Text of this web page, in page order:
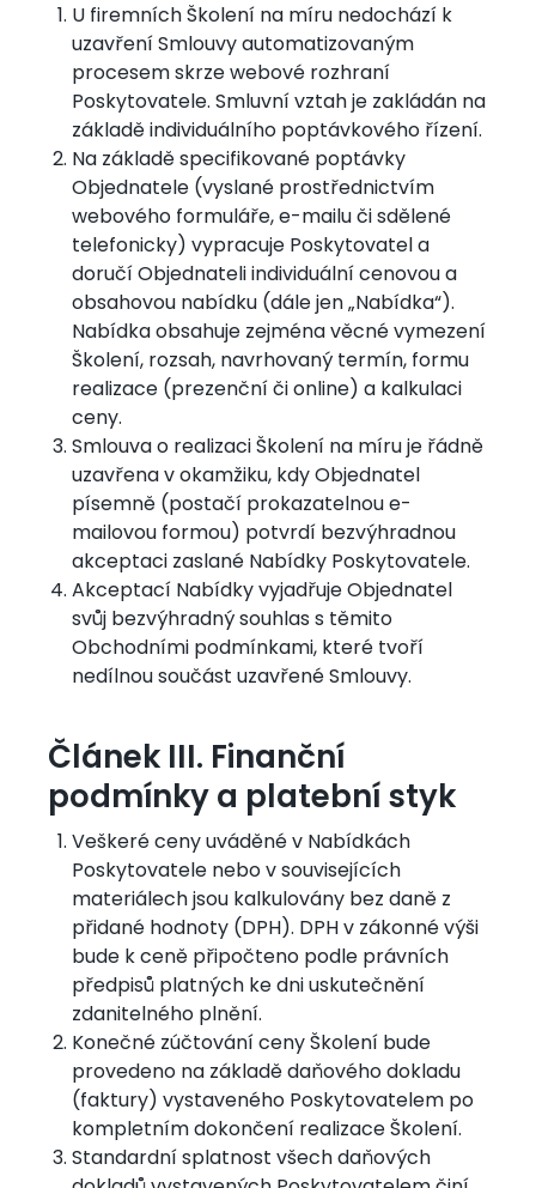
U firemních Školení na míru nedochází k
uzavření Smlouvy automatizovaným
procesem skrze webové rozhraní
Poskytovatele. Smluvní vztah je zakládán na
základě individuálního poptávkového řízení.
Na základě specifikované poptávky
Objednatele (vyslané prostřednictvím
webového formuláře, e-mailu či sdělené
telefonicky) vypracuje Poskytovatel a
doručí Objednateli individuální cenovou a
obsahovou nabídku (dále jen „Nabídka“).
Nabídka obsahuje zejména věcné vymezení
Školení, rozsah, navrhovaný termín, formu
realizace (prezenční či online) a kalkulaci
ceny.
Smlouva o realizaci Školení na míru je řádně
uzavřena v okamžiku, kdy Objednatel
písemně (postačí prokazatelnou e-
mailovou formou) potvrdí bezvýhradnou
akceptaci zaslané Nabídky Poskytovatele.
Akceptací Nabídky vyjadřuje Objednatel
svůj bezvýhradný souhlas s těmito
Obchodními podmínkami, které tvoří
nedílnou součást uzavřené Smlouvy.
Článek III. Finanční
podmínky a platební styk
Veškeré ceny uváděné v Nabídkách
Poskytovatele nebo v souvisejících
materiálech jsou kalkulovány bez daně z
přidané hodnoty (DPH). DPH v zákonné výši
bude k ceně připočteno podle právních
předpisů platných ke dni uskutečnění
zdanitelného plnění.
Konečné zúčtování ceny Školení bude
provedeno na základě daňového dokladu
(faktury) vystaveného Poskytovatelem po
kompletním dokončení realizace Školení.
Standardní splatnost všech daňových